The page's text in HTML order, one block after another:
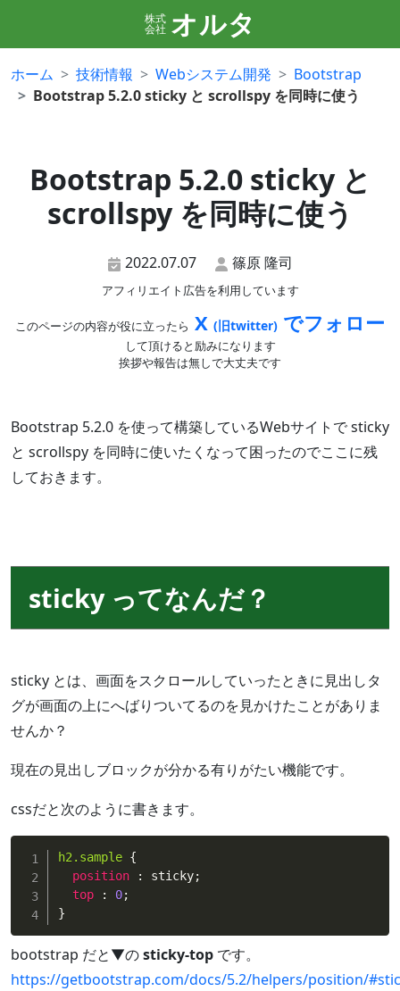
株式
会社 オルタ
ホーム 技術情報 Webシステム開発
Bootstrap
Bootstrap 5.2.0 sticky と scrollspy を同時に使う
Bootstrap 5.2.0 sticky と
scrollspy を同時に使う
2022.07.07 篠原 隆司
アフィリエイト広告を利用しています
このページの内容が役に立ったら X (旧twitter) でフォロー
して頂けると励みになります
挨拶や報告は無しで大丈夫です
Bootstrap 5.2.0 を使って構築しているWebサイトで sticky
と scrollspy を同時に使いたくなって困ったのでここに残
しておきます。
sticky ってなんだ？
sticky とは、画面をスクロールしていったときに見出しタ
グが画面の上にへばりついてるのを見かけたことがありま
せんか？
現在の見出しブロックが分かる有りがたい機能です。
cssだと次のように書きます。
h2.sample {
position
: sticky;
top
: 0;
}
bootstrap だと▼のsticky-top です。
https://getbootstrap.com/docs/5.2/helpers/position/